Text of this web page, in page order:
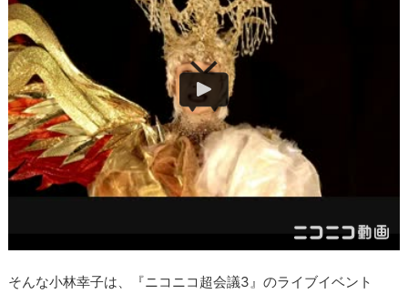
そんな小林幸子は、『ニコニコ超会議3』のライブイベント